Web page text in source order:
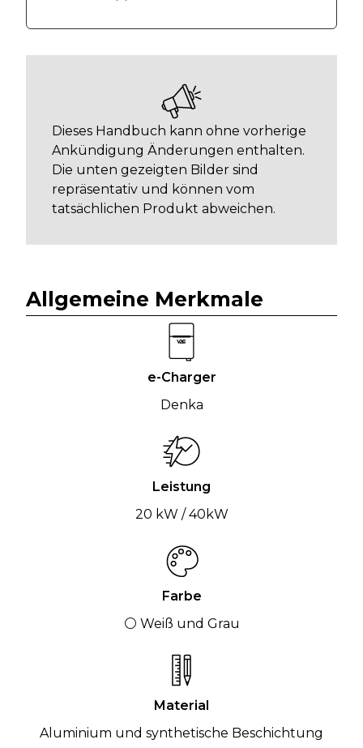
Dieses Handbuch kann ohne vorherige
Ankündigung Änderungen enthalten.
Die unten gezeigten Bilder sind
repräsentativ und können vom
tatsächlichen Produkt abweichen.
Allgemeine Merkmale
e-Charger
Denka
Leistung
20 kW / 40kW
Farbe
⚪ Weiß und Grau
Material
Aluminium und synthetische Beschichtung